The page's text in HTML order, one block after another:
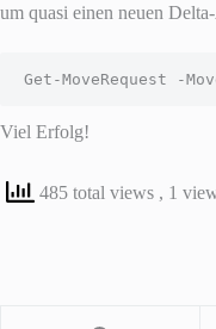
um quasi einen neuen
Get-MoveRequest -
Viel Erfolg!
485 total views , 1